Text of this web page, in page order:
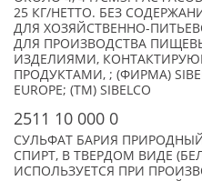
25 КГ/НЕТТО. БЕЗ
ДЛЯ ХОЗЯЙСТВЕННО-
ДЛЯ ПРОИЗВОДСТВА
ИЗДЕЛИЯМИ,
ПРОДУКТАМИ, ; (ФИРМА)
EUROPE; (TM) SIBELCO
2511 10 000 0
СУЛЬФАТ БАРИЯ
СПИРТ, В ТВЕРДОМ ВИДЕ
ИСПОЛЬЗУЕТСЯ ПРИ